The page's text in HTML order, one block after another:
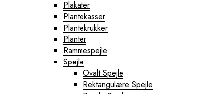
Plakater
Plantekasser
Plantekrukker
Planter
Rammespejle
Spejle
Ovalt Spejle
Rektangulære Spejle